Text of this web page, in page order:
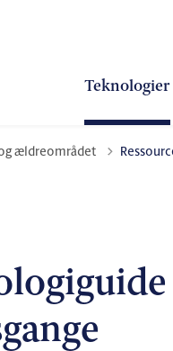
Teknologier
ældreområdet